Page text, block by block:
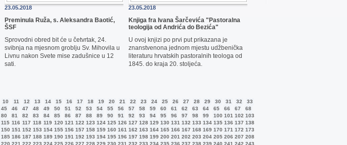
23.05.2018
Preminula Ruža, s. Aleksandra Baotić,
ŠSF
Sprovodni obred bit će u četvrtak, 24.
svibnja na mjesnom groblju Sv. Mihovila u
Livnu nakon Svete mise zadušnice u 12
sati.
23.05.2018
Knjiga fra Ivana Šarčevića "Pastoralna
teologija od Andrića do Bezića"
U ovoj knjizi po prvi put prikazana je
znanstvenona jednom mjestu udžbenička
literaturu hrvatskih pastoralnih teologa od
1845. do kraja 20. stoljeća.
10 11 12 13 14 15 16 17 18 19 20 21 22 23 24 25 26 27 28 29 30 31 32
33
45 46 47 48 49 50 51 52 53 54 55 56 57 58 59 60 61 62 63 64 65 66 67
68
80 81 82 83 84 85 86 87 88 89 90 91 92 93 94 95 96 97 98 99 100 101 102 103
115 116 117 118 119 120 121 122 123 124 125 126 127 128 129 130 131 132 133 134 135 136 137 138
150 151 152 153 154 155 156 157 158 159 160 161 162 163 164 165 166 167 168 169 170 171 172 173
185 186 187 188 189 190 191 192 193 194 195 196 197 198 199 200 201 202 203 204 205 206 207 208
220 221 222 223 224 225 226 227 228 229 230 231 232 233 234 235 236 237 238 239 240 241 242 243